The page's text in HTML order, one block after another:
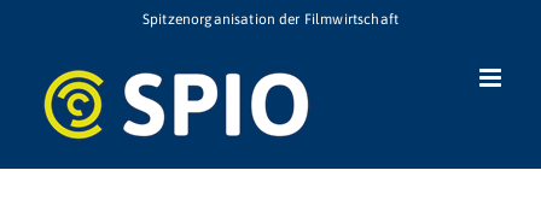
springen
Spitzenorganisation der Filmwirtschaft